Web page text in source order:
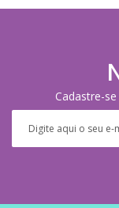
Cadastre-